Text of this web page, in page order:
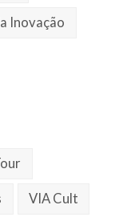
Inovação
VIA Cult